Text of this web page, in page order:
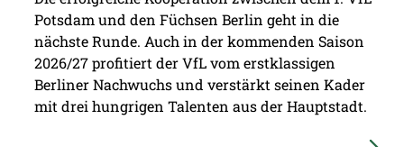
Potsdam und den Füchsen Berlin geht in die
nächste Runde. Auch in der kommenden Saison
2026/27 profitiert der VfL vom erstklassigen
Berliner Nachwuchs und verstärkt seinen Kader
mit drei hungrigen Talenten aus der Hauptstadt.